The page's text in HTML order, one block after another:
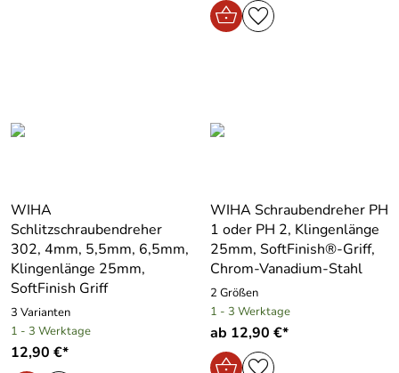
WIHA
Schlitzschraubendreher
302, 4mm, 5,5mm, 6,5mm,
Klingenlänge 25mm,
SoftFinish Griff
3 Varianten
1 - 3 Werktage
12,90 €*
WIHA Schraubendreher PH
1 oder PH 2, Klingenlänge
25mm, SoftFinish®-Griff,
Chrom-Vanadium-Stahl
2 Größen
1 - 3 Werktage
ab 12,90 €*